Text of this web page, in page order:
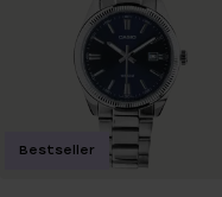
Bestseller